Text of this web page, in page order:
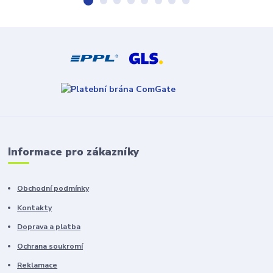
Informace pro zákazníky
Obchodní podmínky
Kontakty
Doprava a platba
Ochrana soukromí
Reklamace